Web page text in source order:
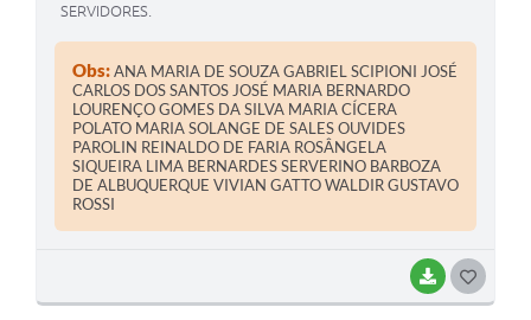
BAIXAR
SERVIDORES.
Obs:ANA MARIA DE SOUZA GABRIEL SCIPIONI JOSÉ
CARLOS DOS SANTOS JOSÉ MARIA BERNARDO
LOURENÇO GOMES DA SILVA MARIA CÍCERA
POLATO MARIA SOLANGE DE SALES OUVIDES
PAROLIN REINALDO DE FARIA ROSÂNGELA
SIQUEIRA LIMA BERNARDES SERVERINO BARBOZA
DE ALBUQUERQUE VIVIAN GATTO WALDIR GUSTAVO
ROSSI